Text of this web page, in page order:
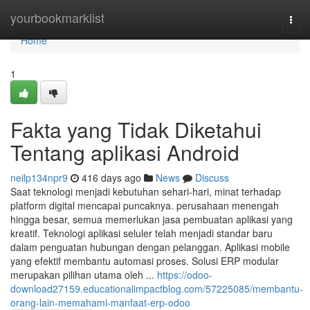
yourbookmarklist
Home
Home
1
Fakta yang Tidak Diketahui
Tentang aplikasi Android
neilp134npr9 416 days ago News
Discuss
Saat teknologi menjadi kebutuhan sehari-hari, minat terhadap
platform digital mencapai puncaknya. perusahaan menengah
hingga besar, semua memerlukan jasa pembuatan aplikasi yang
kreatif. Teknologi aplikasi seluler telah menjadi standar baru
dalam penguatan hubungan dengan pelanggan. Aplikasi mobile
yang efektif membantu automasi proses. Solusi ERP modular
merupakan pilihan utama oleh ... https://odoo-
download27159.educationalimpactblog.com/57225085/membantu-
orang-lain-memahami-manfaat-erp-odoo